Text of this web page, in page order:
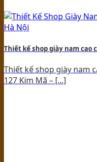
Thiết kế shop giày nam cao
Thiết kế shop giày nam
127 Kim Mã – [...]